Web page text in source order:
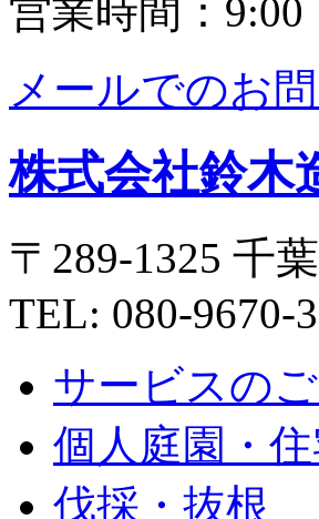
営業時間：9:00
メールでのお
株式会社鈴木
〒289-1325 千
TEL: 080-9670-
サービスの
個人庭園・
伐採・抜根